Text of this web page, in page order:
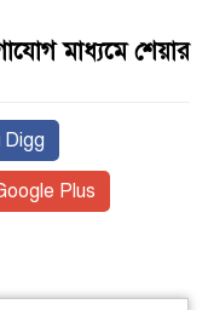
মাধ্যমে শেয়ার
Digg
Plus